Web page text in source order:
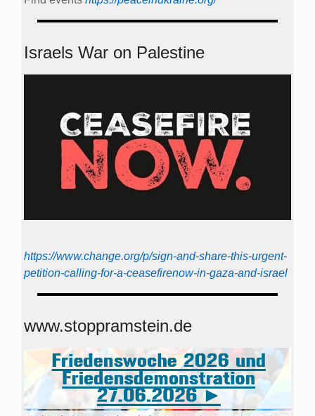
Israels War on Palestine
https://www.change.org/p/sign-and-share-this-urgent-
petition-calling-for-a-ceasefirenow-in-gaza-and-israel
www.stoppramstein.de